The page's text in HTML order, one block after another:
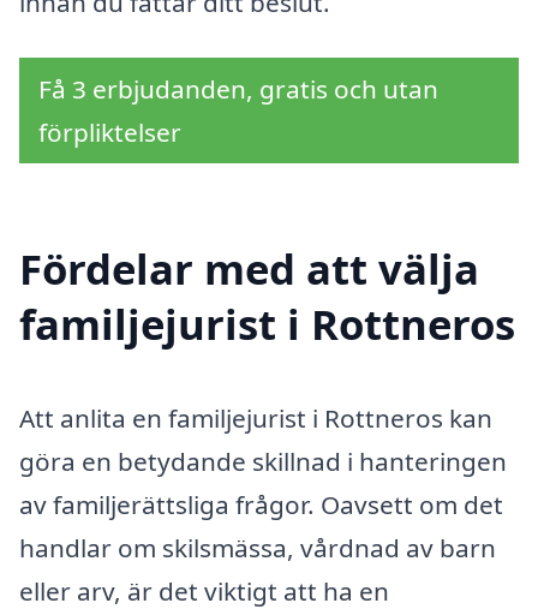
Få 3 erbjudanden, gratis och utan
förpliktelser
Fördelar med att välja
familjejurist i Rottneros
Att anlita en familjejurist i Rottneros kan
göra en betydande skillnad i hanteringen
av familjerättsliga frågor. Oavsett om det
handlar om skilsmässa, vårdnad av barn
eller arv, är det viktigt att ha en